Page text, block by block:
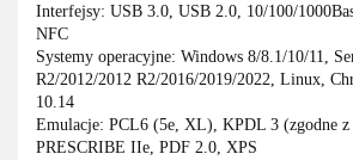
Interfejsy: USB 3.0, USB 2.0, 10/100/
NFC
Systemy operacyjne: Windows 8/8.1/10/11,
R2/2012/2012 R2/2016/2019/2022, Linux,
10.14
Emulacje: PCL6 (5e, XL), KPDL 3 (zgodne z
PRESCRIBE IIe, PDF 2.0, XPS